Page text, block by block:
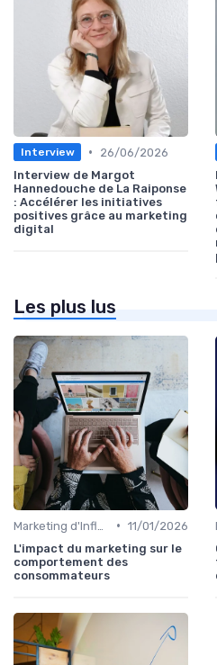
Interview •
26/06/2026
Interview de Margot
Hannedouche de La Raiponse
: Accélérer les initiatives
positives grâce au marketing
digital
Les plus lus
• 11/01/2026
L'impact du marketing sur le
comportement des
consommateurs